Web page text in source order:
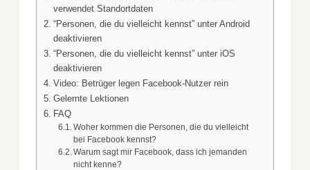
verwendet Standortdaten
“Personen, die du vielleicht kennst” unter Android
deaktivieren
“Personen, die du vielleicht kennst” unter iOS
deaktivieren
Video: Betrüger legen Facebook-Nutzer rein
Gelernte Lektionen
FAQ
Woher kommen die Personen, die du vielleicht
bei Facebook kennst?
Warum sagt mir Facebook, dass ich jemanden
nicht kenne?